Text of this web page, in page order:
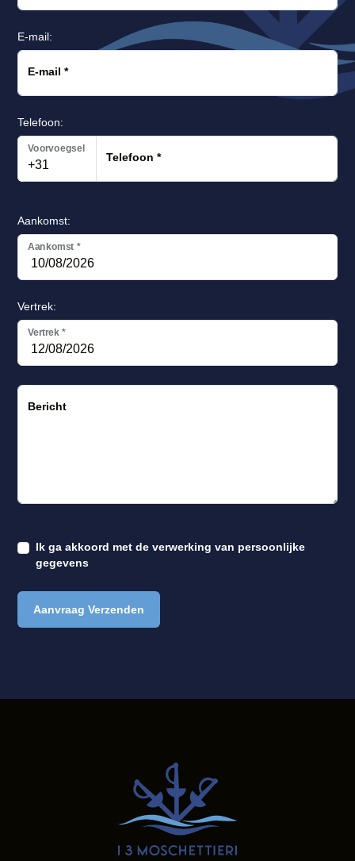
E-mail:
E-mail *
Telefoon:
Voorvoegsel
Telefoon *
Aankomst:
Aankomst*
Vertrek:
Vertrek*
Bericht
Ik ga akkoord met de verwerking van persoonlijke
gegevens
Aanvraag Verzenden